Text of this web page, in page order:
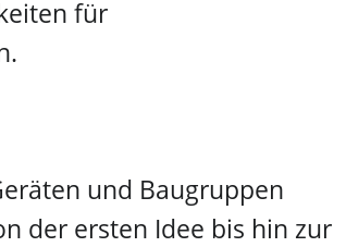
für
und Baugruppen
der ersten Idee bis hin zur